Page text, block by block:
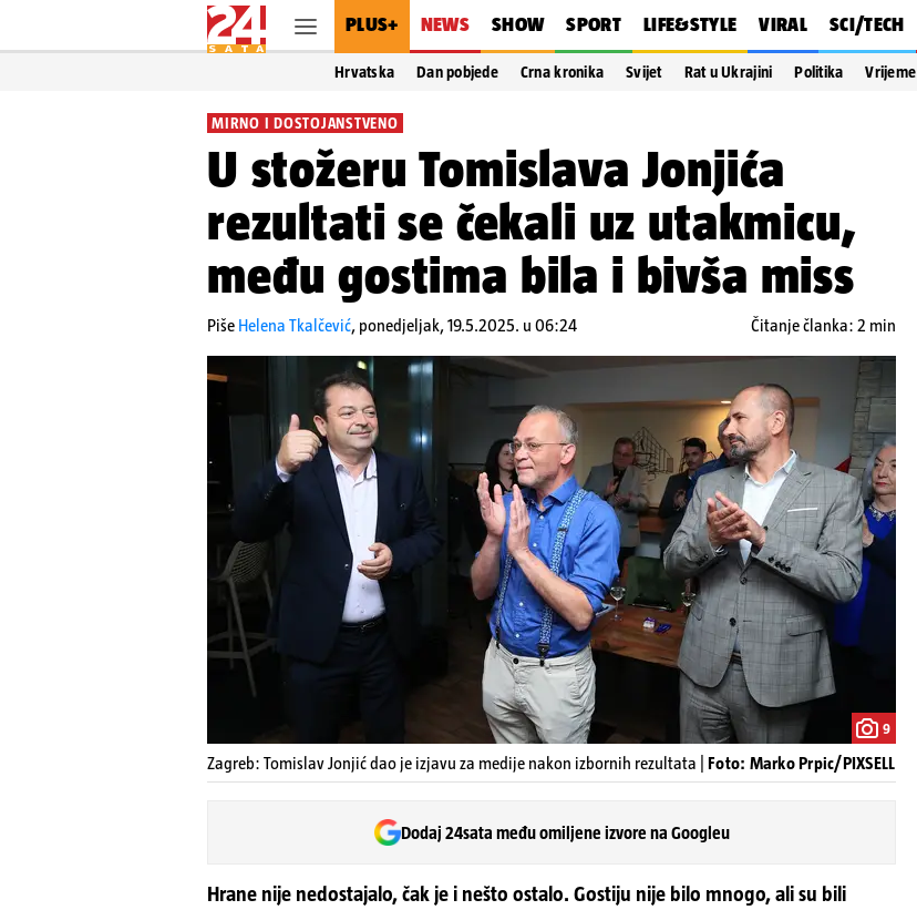
PLUS+ NEWS SHOW SPORT LIFE&STYLE VIRAL SCI/TECH
Hrvatska Dan pobjede Crna kronika Svijet Rat u Ukrajini Politika Vrijeme
MIRNO I DOSTOJANSTVENO
U stožeru Tomislava Jonjića
rezultati se čekali uz utakmicu,
među gostima bila i bivša miss
Piše Helena Tkalčević, ponedjeljak, 19.5.2025. u 06:24 Čitanje članka: 2 min
9
Zagreb: Tomislav Jonjić dao je izjavu za medije nakon izbornih rezultata | Foto: Marko Prpic/PIXSELL
Dodaj 24sata među omiljene izvore na Googleu
Hrane nije nedostajalo, čak je i nešto ostalo. Gostiju nije bilo mnogo, ali su bili